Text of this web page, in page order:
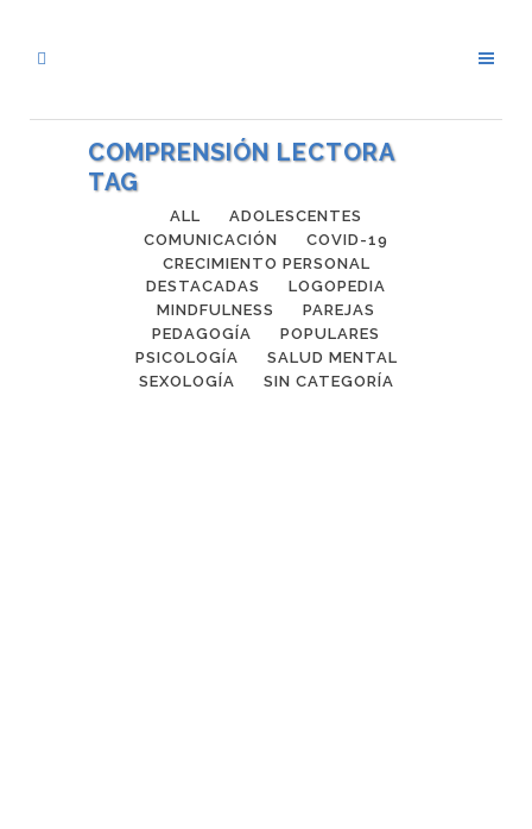
COMPRENSIÓN LECTORA
TAG
ALL
ADOLESCENTES
COMUNICACIÓN
COVID-19
CRECIMIENTO PERSONAL
DESTACADAS
LOGOPEDIA
MINDFULNESS
PAREJAS
PEDAGOGÍA
POPULARES
PSICOLOGÍA
SALUD MENTAL
SEXOLOGÍA
SIN CATEGORÍA